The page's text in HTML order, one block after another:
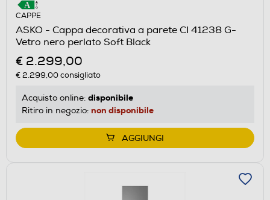
CAPPE
ASKO - Cappa decorativa a parete CI 41238 G-
Vetro nero perlato Soft Black
€ 2.299,00
€ 2.299,00consigliato
Acquisto online: disponibile
Ritiro in negozio: non disponibile
AGGIUNGI